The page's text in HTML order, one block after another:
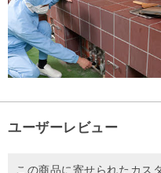
ユーザーレビュー
この商品に寄せられたカス